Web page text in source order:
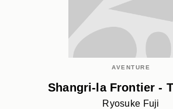
AVENTURE
Shangri-la Frontier -
Ryosuke Fuji